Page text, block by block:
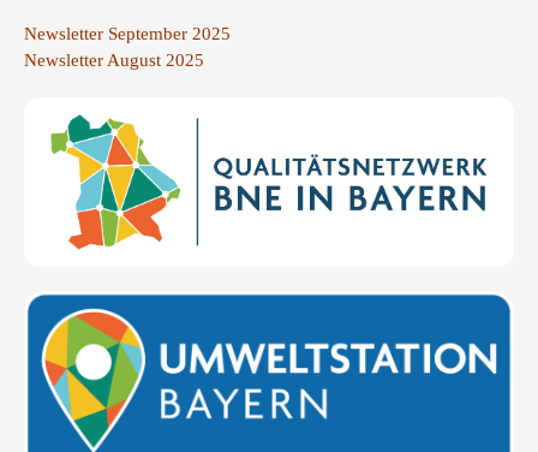
Newsletter September 2025
Newsletter August 2025